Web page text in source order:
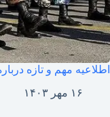
اطلاعیه مهم و تازه
۱۶ مهر ۱۴۰۳